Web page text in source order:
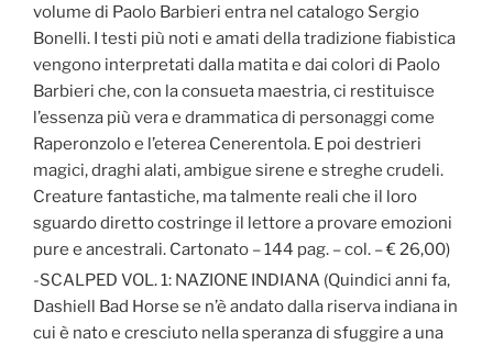
volume di Paolo Barbieri entra nel catalogo Sergio
Bonelli. I testi più noti e amati della tradizione fiabistica
vengono interpretati dalla matita e dai colori di Paolo
Barbieri che, con la consueta maestria, ci restituisce
l’essenza più vera e drammatica di personaggi come
Raperonzolo e l’eterea Cenerentola. E poi destrieri
magici, draghi alati, ambigue sirene e streghe crudeli.
Creature fantastiche, ma talmente reali che il loro
sguardo diretto costringe il lettore a provare emozioni
pure e ancestrali. Cartonato – 144 pag. – col. – € 26,00)
-SCALPED VOL. 1: NAZIONE INDIANA (Quindici anni fa,
Dashiell Bad Horse se n’è andato dalla riserva indiana in
cui è nato e cresciuto nella speranza di sfuggire a una